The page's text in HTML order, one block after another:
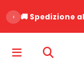
‹ 🚚 Spedizione